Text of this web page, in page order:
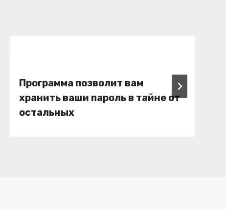
Программа позволит вам
хранить ваши пароль в тайне от
остальных